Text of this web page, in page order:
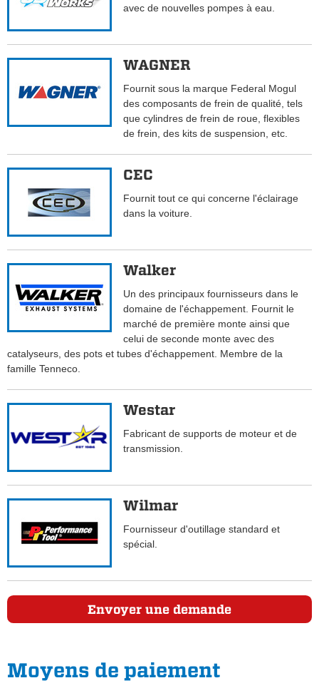
avec de nouvelles pompes à eau.
WAGNER
Fournit sous la marque Federal Mogul
des composants de frein de qualité, tels
que cylindres de frein de roue, flexibles
de frein, des kits de suspension, etc.
CEC
Fournit tout ce qui concerne l'éclairage
dans la voiture.
Walker
Un des principaux fournisseurs dans le
domaine de l'échappement. Fournit le
marché de première monte ainsi que
celui de seconde monte avec des
catalyseurs, des pots et tubes d'échappement. Membre de la
famille Tenneco.
Westar
Fabricant de supports de moteur et de
transmission.
Wilmar
Fournisseur d'outillage standard et
spécial.
Envoyer une demande
Moyens de paiement